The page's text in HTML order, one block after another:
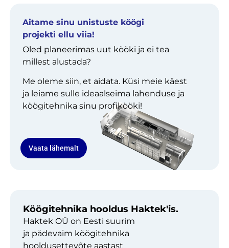
Aitame sinu unistuste köögi
projekti ellu viia!
Oled planeerimas uut kööki ja ei tea
millest alustada?
Me oleme siin, et aidata. Küsi meie käest
ja leiame sulle ideaalseima lahenduse ja
köögitehnika sinu profikööki!
Vaata lähemalt
Köögitehnika hooldus Haktek'is.
Haktek OÜ on Eesti suurim
ja pädevaim köögitehnika
hooldusettevõte aastast